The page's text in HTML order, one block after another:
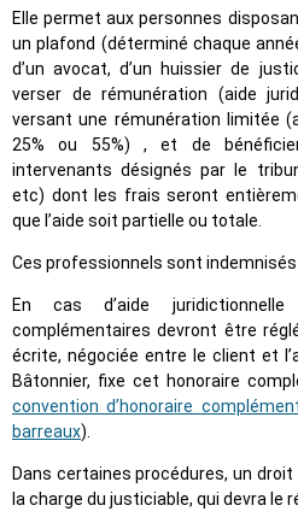
Elle permet aux personnes
un plafond (déterminé chaque
d’un avocat, d’un huissier de
verser de rémunération (aide
versant une rémunération limitée
25% ou 55%) , et de
intervenants désignés par le
etc) dont les frais seront
que l’aide soit partielle ou totale.
Ces professionnels sont indemnisés
En cas d’aide
complémentaires devront être
écrite, négociée entre le client et
Bâtonnier, fixe cet honoraire
convention d’honoraire
barreaux).
Dans certaines procédures, un
la charge du justiciable, qui devra le